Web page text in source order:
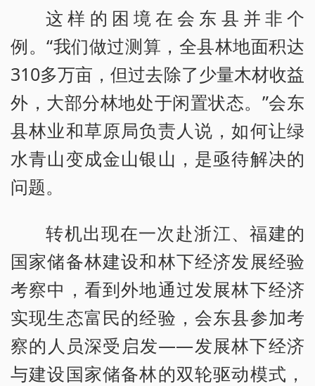
这样的困境在会东县并非个
例。“我们做过测算，全县林地面积达
310多万亩，但过去除了少量木材收益
外，大部分林地处于闲置状态。”会东
县林业和草原局负责人说，如何让绿
水青山变成金山银山，是亟待解决的
问题。
转机出现在一次赴浙江、福建的
国家储备林建设和林下经济发展经验
考察中，看到外地通过发展林下经济
实现生态富民的经验，会东县参加考
察的人员深受启发——发展林下经济
与建设国家储备林的双轮驱动模式，